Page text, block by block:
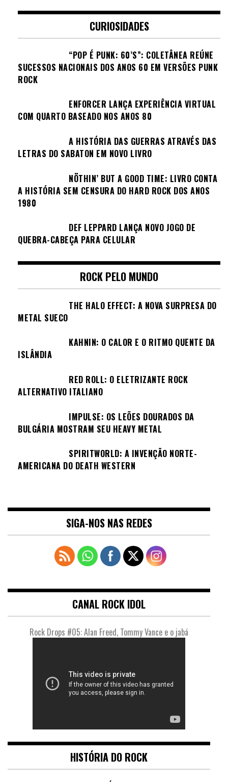
CURIOSIDADES
“POP É PUNK: 60’S”: COLETÂNEA REÚNE
SUCESSOS NACIONAIS DOS ANOS 60 EM VERSÕES PUNK
ROCK
ENFORCER LANÇA EXPERIÊNCIA VIRTUAL
COM QUARTO BASEADO NOS ANOS 80
A HISTÓRIA DAS GUERRAS ATRAVÉS DAS
LETRAS DO SABATON EM NOVO LIVRO
NÖTHIN’ BUT A GOOD TIME: LIVRO CONTA
A HISTÓRIA SEM CENSURA DO HARD ROCK DOS ANOS
1980
DEF LEPPARD LANÇA NOVO JOGO DE
QUEBRA-CABEÇA PARA CELULAR
ROCK PELO MUNDO
THE HALO EFFECT: A NOVA SURPRESA DO
METAL SUECO
KAHNIN: O CALOR E O RITMO QUENTE DA
ISLÂNDIA
RED ROLL: O ELETRIZANTE ROCK
ALTERNATIVO ITALIANO
IMPULSE: OS LEÕES DOURADOS DA
BULGÁRIA MOSTRAM SEU HEAVY METAL
SPIRITWORLD: A INVENÇÃO NORTE-
AMERICANA DO DEATH WESTERN
SIGA-NOS NAS REDES
CANAL ROCK IDOL
Rock Drops #05: Alan Freed, Tommy Vance e o jabá
HISTÓRIA DO ROCK